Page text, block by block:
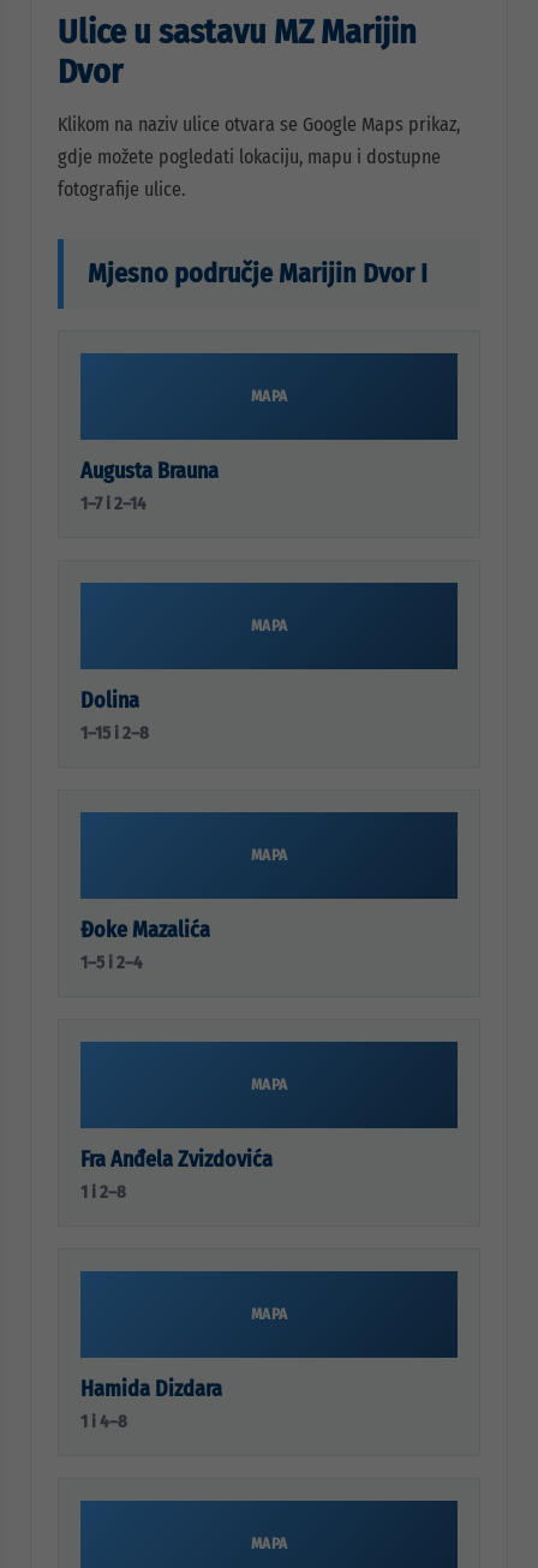
Ulice u sastavu MZ Marijin
Dvor
Klikom na naziv ulice otvara se Google Maps prikaz,
gdje možete pogledati lokaciju, mapu i dostupne
fotografije ulice.
Mjesno područje Marijin Dvor I
MAPA
Augusta Brauna
1–7 i 2–14
MAPA
Dolina
1–15 i 2–8
MAPA
Đoke Mazalića
1–5 i 2–4
MAPA
Fra Anđela Zvizdovića
1 i 2–8
MAPA
Hamida Dizdara
1 i 4–8
MAPA